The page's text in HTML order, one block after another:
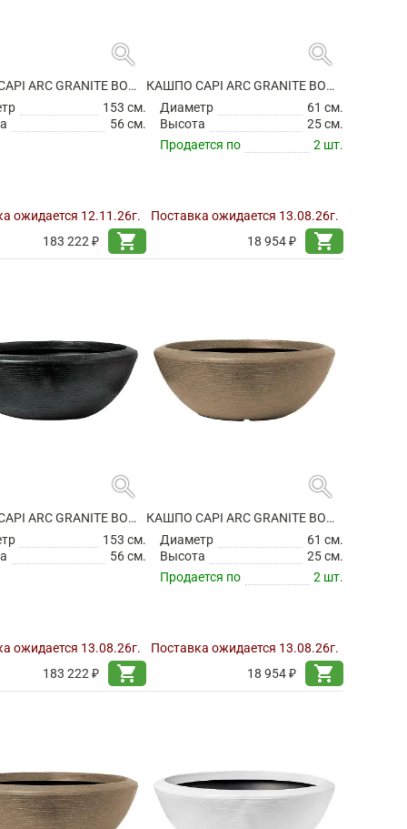
search
КАШПО CAPI ARC GRANITE BOWL LOW ANTHRACITE
153 см.
56 см.
ожидается 12.11.26г.
183 222 ₽
shopping_cart
search
КАШПО CAPI ARC GRANITE BOWL LOW BLACK
Диаметр
61 см.
Высота
25 см.
Продается по
2 шт.
Поставка ожидается 13.08.26г.
18 954 ₽
shopping_cart
search
КАШПО CAPI ARC GRANITE BOWL LOW BLACK
153 см.
56 см.
ожидается 13.08.26г.
183 222 ₽
shopping_cart
search
КАШПО CAPI ARC GRANITE BOWL LOW WARM TAUPE
Диаметр
61 см.
Высота
25 см.
Продается по
2 шт.
Поставка ожидается 13.08.26г.
18 954 ₽
shopping_cart